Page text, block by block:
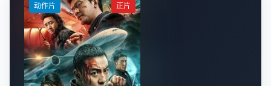
动作片 正片